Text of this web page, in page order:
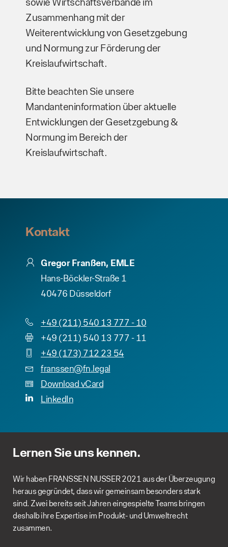
Zusammenhang mit der
Weiterentwicklung von Gesetzgebung
und Normung zur Förderung der
Kreislaufwirtschaft.
Bitte beachten Sie unsere
Mandanteninformation über aktuelle
Entwicklungen der Gesetzgebung &
Normung im Bereich der
Kreislaufwirtschaft.
Kontakt
Gregor Franßen, EMLE
Hans-Böckler-Straße 1
40476 Düsseldorf
+49 (211) 540 13 777 - 10
+49 (211) 540 13 777 - 11
+49 (173) 712 23 54
franssen@fn.legal
Download vCard
LinkedIn
Lernen Sie uns kennen.
Wir haben FRANSSEN NUSSER 2021 aus der Überzeugung
heraus gegründet, dass wir gemeinsam besonders stark
sind. Zwei bereits seit Jahren eingespielte Teams bringen
deshalb ihre Expertise im Produkt- und Umweltrecht
zusammen.